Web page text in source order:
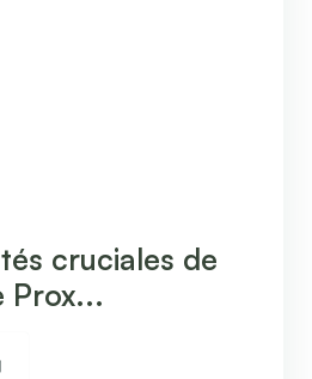
cruciales de
Prox...